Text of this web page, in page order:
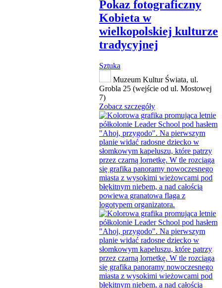
Pokaz fotograficzny
Kobieta w
wielkopolskiej kulturze
tradycyjnej
Sztuka
Muzeum Kultur Świata, ul.
Grobla 25 (wejście od ul. Mostowej
7)
Zobacz szczegóły